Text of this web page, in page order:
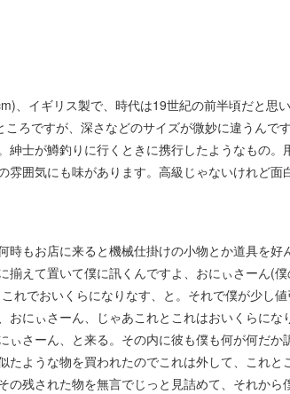
、イギリス製で、時代は19世紀の前半頃だと思
ろですが、深さなどのサイズが微妙に違うんで
士が鱒釣りに行くときに携行したようなもの。
雰囲気にも味があります。高級じゃないけれど面
時もお店に来ると機械仕掛けの小物とか道具を好
揃えて置いて僕に訊くんですよ、おにぃさーん(
れでおいくらになりなす、と。それで僕が少し
おにぃさーん、じゃあこれとこれはおいくらにな
ぃさーん、と来る。その内に彼も僕も何が何だか
たような物を買われたのでこれは外して、これと
の残された物を無言でじっと見詰めて、それから